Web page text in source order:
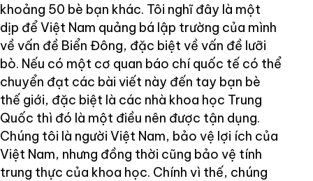
khoảng 50 bè bạn khác. Tôi nghĩ đây là một
dịp để Việt Nam quảng bá lập trường của mình
về vấn đề Biển Đông, đặc biệt về vấn đề lưỡi
bò. Nếu có một cơ quan báo chí quốc tế có thể
chuyển đạt các bài viết này đến tay bạn bè
thế giới, đặc biệt là các nhà khoa học Trung
Quốc thì đó là một điều nên được tận dụng.
Chúng tôi là người Việt Nam, bảo vệ lợi ích của
Việt Nam, nhưng đồng thời cũng bảo vệ tính
trung thực của khoa học. Chính vì thế, chúng